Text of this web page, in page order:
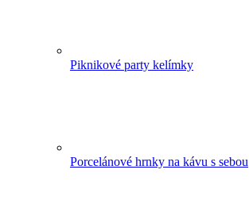
Piknikové party kelímky
Porcelánové hrnky na kávu s sebou